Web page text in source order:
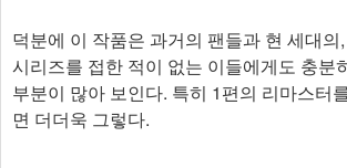
덕분에 이 작품은 과거의 팬들과 현 세대의
시리즈를 접한 적이 없는 이들에게도 충분
부분이 많아 보인다. 특히 1편의 리마스터
면 더더욱 그렇다.